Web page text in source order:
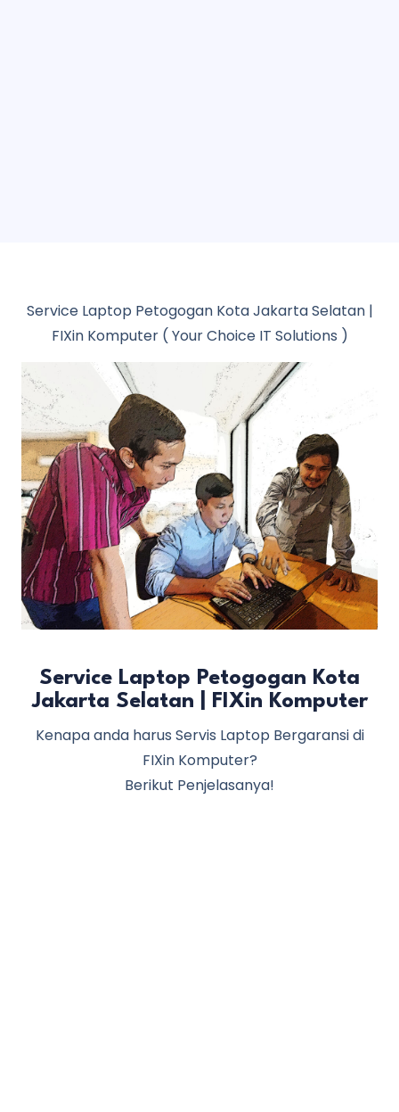
Service Laptop Petogogan Kota Jakarta Selatan |
FIXin Komputer ( Your Choice IT Solutions )
Service Laptop Petogogan Kota
Jakarta Selatan | FIXin Komputer
Kenapa anda harus Servis Laptop Bergaransi di
FIXin Komputer?
Berikut Penjelasanya!